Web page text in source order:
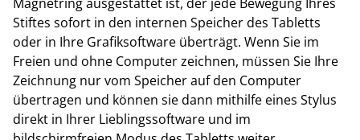
Stiftes sofort in den internen Speicher des Tabletts
oder in Ihre Grafiksoftware überträgt. Wenn Sie im
Freien und ohne Computer zeichnen, müssen Sie Ihre
Zeichnung nur vom Speicher auf den Computer
übertragen und können sie dann mithilfe eines Stylus
direkt in Ihrer Lieblingssoftware und im